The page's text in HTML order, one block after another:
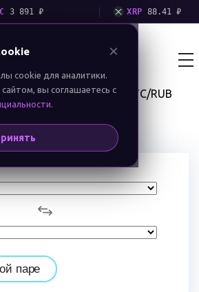
₽ XRP 88.41 ₽
Екатеринбург
RU
BitMoney Котировки BTC/RUB
BTC/RUB
паре
×
cookie для аналитики.
вы соглашаетесь с
.